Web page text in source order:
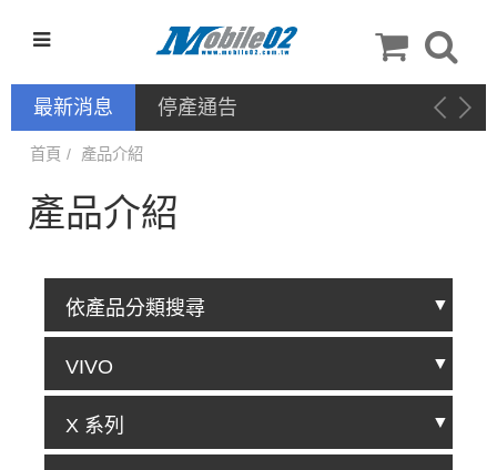
最新消息 停產通告
首頁 產品介紹
產品介紹